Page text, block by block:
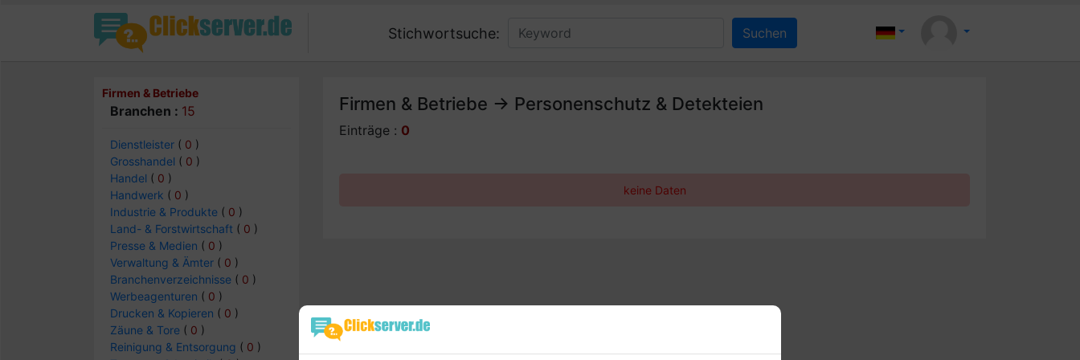
Stichwortsuche:
Firmen & Betriebe
Branchen : 15
Dienstleister ( 0 )
Grosshandel ( 0 )
Handel ( 0 )
Handwerk ( 0 )
Industrie & Produkte ( 0 )
Land- & Forstwirtschaft ( 0 )
Presse & Medien ( 0 )
Verwaltung & Ämter ( 0 )
Branchenverzeichnisse ( 0 )
Werbeagenturen ( 0 )
Drucken & Kopieren ( 0 )
Zäune & Tore ( 0 )
Reinigung & Entsorgung ( 0 )
Firmen & Betriebe -> Personenschutz & Detekteien
Einträge : 0
keine Daten